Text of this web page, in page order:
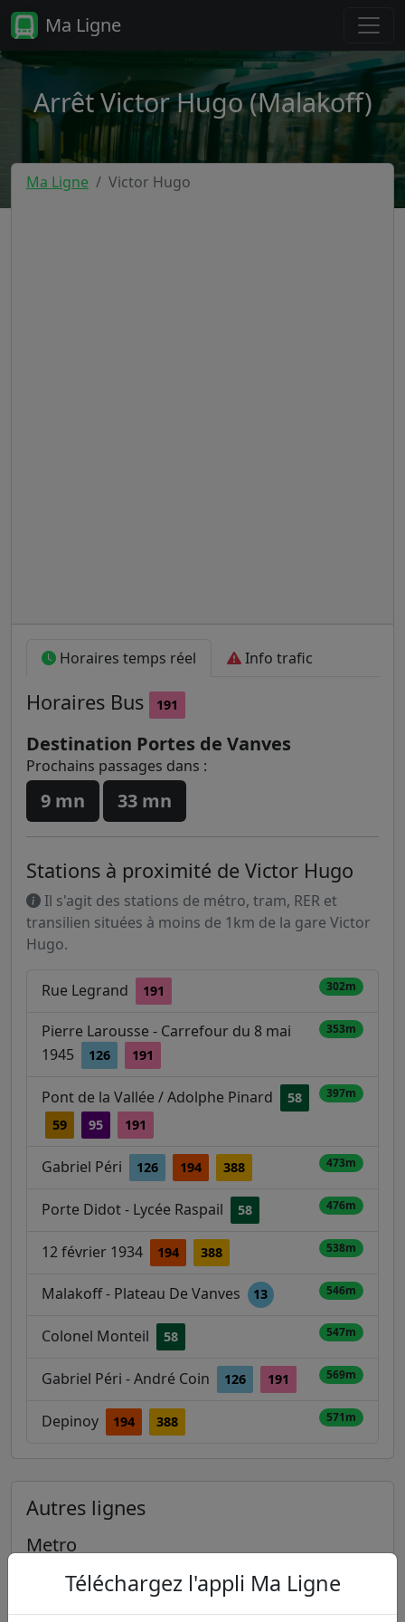
Ma Ligne
Arrêt Victor Hugo (Malakoff)
Ma Ligne Victor Hugo
Horaires temps réel Info trafic
Horaires Bus 191
Destination Portes de Vanves
Prochains passages dans :
9 mn 33 mn
Stations à proximité de Victor Hugo
Il s'agit des stations de métro, tram, RER et
transilien situées à moins de 1km de la gare Victor
Hugo.
Rue Legrand 191 302m
Pierre Larousse - Carrefour du 8 mai
1945
126 191
353m
Pont de la Vallée / Adolphe Pinard
58
59
95 191
397m
Gabriel Péri 126 194 388 473m
Porte Didot - Lycée Raspail 58 476m
12 février 1934 194 388 538m
Malakoff - Plateau De Vanves 13 546m
Colonel Monteil 58 547m
Gabriel Péri - André Coin 126 191 569m
Depinoy 194 388 571m
Autres lignes
Metro
2 3 3B 4
Téléchargez l'appli Ma Ligne